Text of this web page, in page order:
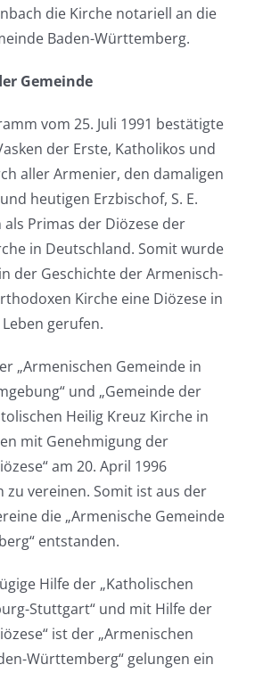
die Kirche notariell an die
Baden-Württemberg.
Gemeinde
vom 25. Juli 1991 bestätigte
der Erste, Katholikos und
aller Armenier, den damaligen
heutigen Erzbischof, S. E.
als Primas der Diözese der
in Deutschland. Somit wurde
der Geschichte der Armenisch-
Kirche eine Diözese in
gerufen.
„Armenischen Gemeinde in
und „Gemeinde der
Heilig Kreuz Kirche in
mit Genehmigung der
am 20. April 1996
zu vereinen. Somit ist aus der
die „Armenische Gemeinde
entstanden.
Hilfe der „Katholischen
Stuttgart“ und mit Hilfe der
ist der „Armenischen
Württemberg“ gelungen ein